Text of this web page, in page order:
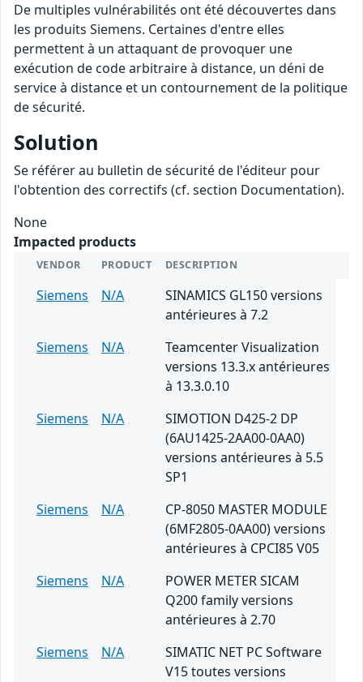
De multiples vulnérabilités ont été découvertes dans
les produits Siemens. Certaines d'entre elles
permettent à un attaquant de provoquer une
exécution de code arbitraire à distance, un déni de
service à distance et un contournement de la politique
de sécurité.
Solution
Se référer au bulletin de sécurité de l'éditeur pour
l'obtention des correctifs (cf. section Documentation).
None
Impacted products
VENDOR PRODUCT DESCRIPTION
Siemens N/A
SINAMICS GL150 versions
antérieures à 7.2
Siemens
N/A
Teamcenter Visualization
versions 13.3.x antérieures
à 13.3.0.10
Siemens
N/A
SIMOTION D425-2 DP
(6AU1425-2AA00-0AA0)
versions antérieures à 5.5
SP1
Siemens
N/A
CP-8050 MASTER MODULE
(6MF2805-0AA00) versions
antérieures à CPCI85 V05
Siemens
N/A
POWER METER SICAM
Q200 family versions
antérieures à 2.70
Siemens
N/A
SIMATIC NET PC Software
V15 toutes versions